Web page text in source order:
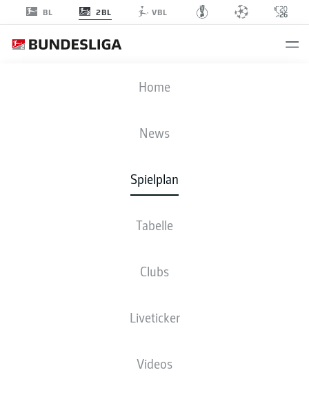
BL 2BL VBL
Home
News
Spielplan
Tabelle
Clubs
Liveticker
Videos
STP
AUFSTELLUNGEN
Fr., 20.11.2026 - So., 22.11.2026